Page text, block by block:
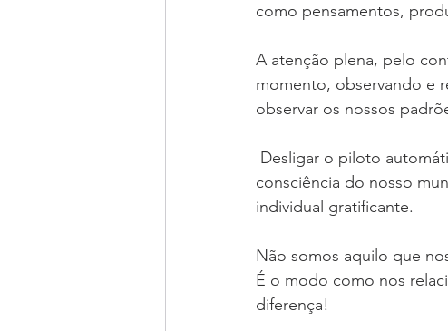
como pensamentos,
A atenção plena, pelo
momento, observando e
observar os nossos
Desligar o piloto
consciência do nosso
individual gratificante.
Não somos aquilo que
É o modo como nos
diferença!